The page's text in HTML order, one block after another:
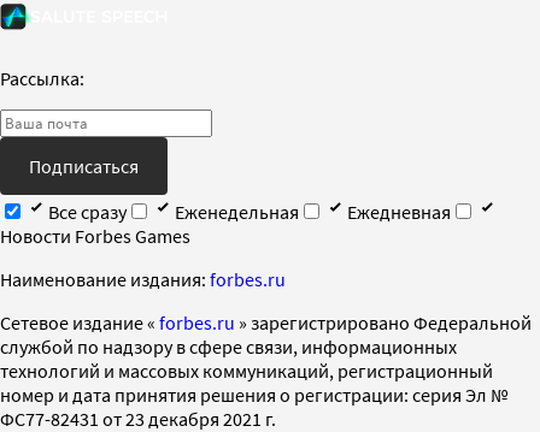
Рассылка:
Подписаться
Все сразу
Еженедельная
Ежедневная
Новости Forbes Games
Наименование издания: forbes.ru
Cетевое издание « forbes.ru » зарегистрировано Федеральной
службой по надзору в сфере связи, информационных
технологий и массовых коммуникаций, регистрационный
номер и дата принятия решения о регистрации: серия Эл №
ФС77-82431 от 23 декабря 2021 г.